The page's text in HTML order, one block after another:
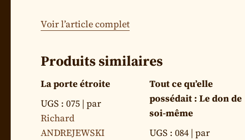
Voir l’article complet
Produits similaires
La porte étroite
UGS : 075 | par
Richard
ANDREJEWSKI
Tout ce qu’elle
possédait : Le don de
soi-même
UGS : 084 | par